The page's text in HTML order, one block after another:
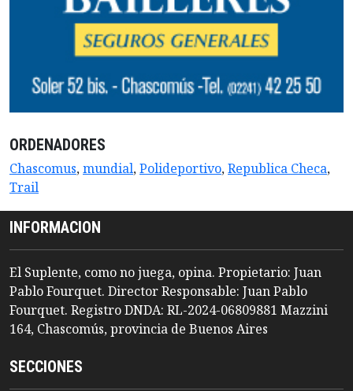
ORDENADORES
Chascomus,mundial,Polideportivo,Republica Checa,
Trail
INFORMACION
El Suplente, como no juega, opina. Propietario: Juan
Pablo Fourquet. Director Responsable: Juan Pablo
Fourquet. Registro DNDA: RL-2024-06809881 Mazzini
164, Chascomús, provincia de Buenos Aires
SECCIONES